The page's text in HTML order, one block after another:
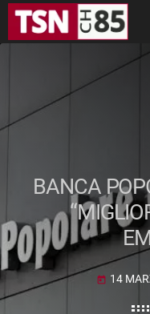
BANCA
today 14